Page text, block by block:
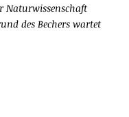
Naturwissenschaft
des Bechers wartet